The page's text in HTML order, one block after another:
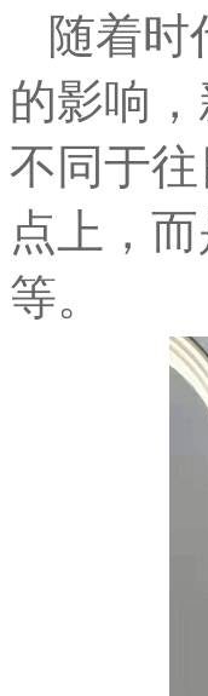
随着时
的影响 ，
不同于往
点上 ，
等。